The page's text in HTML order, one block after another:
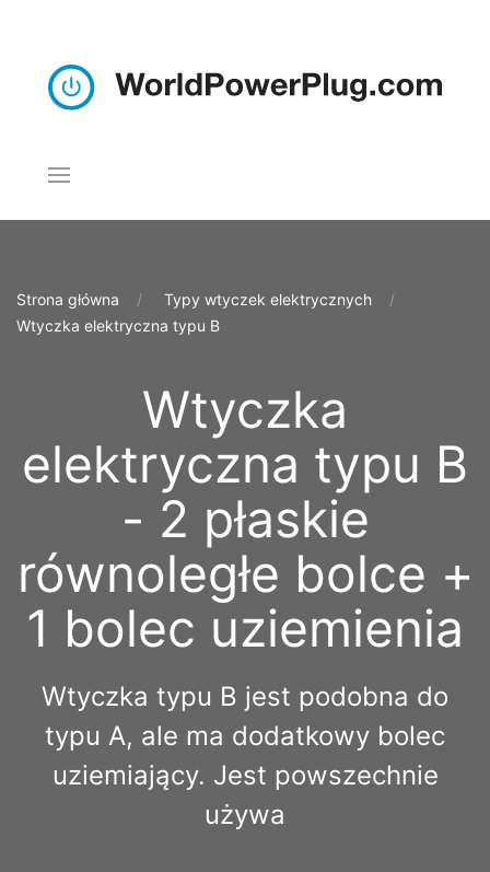
Strona główna
Typy wtyczek elektrycznych
Wtyczka elektryczna typu B
Wtyczka
elektryczna typu B
- 2 płaskie
równoległe bolce +
1 bolec uziemienia
Wtyczka typu B jest podobna do
typu A, ale ma dodatkowy bolec
uziemiający. Jest powszechnie
używa